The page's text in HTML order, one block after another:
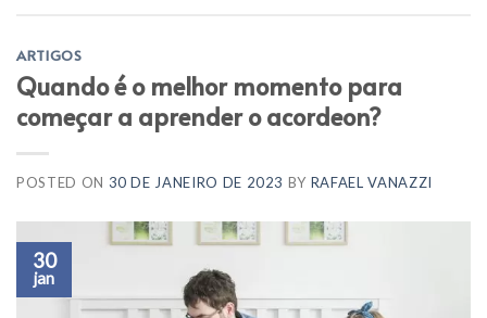
ARTIGOS
Quando é o melhor momento para
começar a aprender o acordeon?
POSTED ON 30 DE JANEIRO DE 2023 BY RAFAEL VANAZZI
30
jan